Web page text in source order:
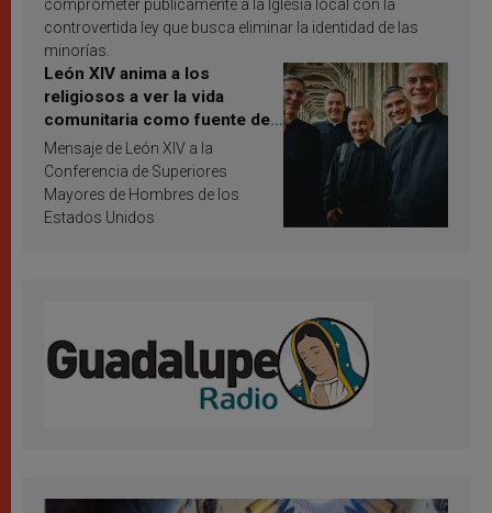
comprometer públicamente a la Iglesia local con la
controvertida ley que busca eliminar la identidad de las
minorías.
León XIV anima a los
religiosos a ver la vida
comunitaria como fuente de
inspiración y santificación
Mensaje de León XIV a la
Conferencia de Superiores
Mayores de Hombres de los
Estados Unidos